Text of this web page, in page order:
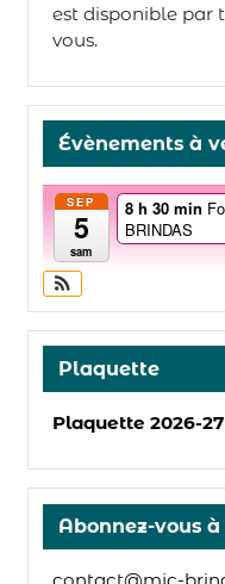
est disponible par
vous.
Évènements à
SEP
5
sam
8 h 30 min
BRINDAS
Plaquette
Plaquette 2026-27
Abonnez-vous